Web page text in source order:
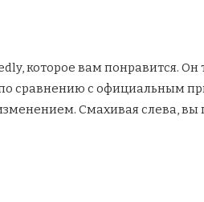
которое вам понравится.
сравнению с официальным
Смахивая слева, вы